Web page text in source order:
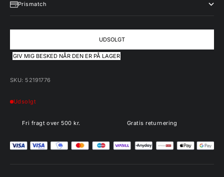
Prismatch
UDSOLGT
GIV MIG BESKED NÅR DEN ER PÅ LAGER
SKU: 52191776
Udsolgt
Fri fragt over 500 kr. Gratis returnering